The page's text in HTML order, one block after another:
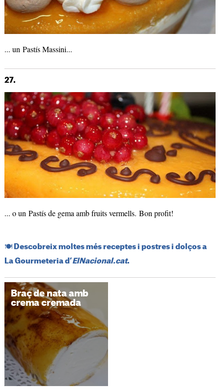
... un Pastís Massini...
27.
... o un Pastís de gema amb fruits vermells. Bon profit!
​🍽️​ Descobreix moltes més receptes i postres i dolços a
La Gourmeteria d’ElNacional.cat.
Braç de nata amb
crema cremada